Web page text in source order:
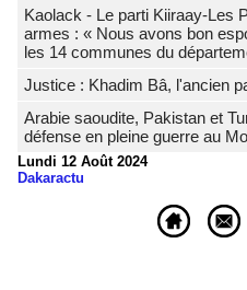
Kaolack - Le parti Kiiraay-Les
armes : « Nous avons bon
les 14 communes du
Justice : Khadim Bâ, l'ancien
Arabie saoudite, Pakistan et
défense en pleine guerre au
Lundi 12 Août 2024
Dakaractu